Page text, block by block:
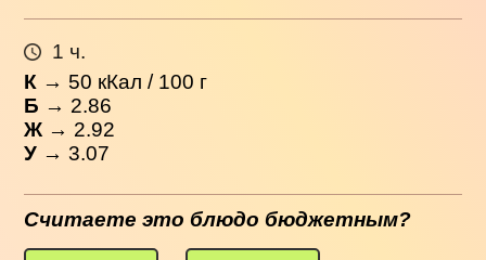
1 ч.
К → 50 кКал / 100 г
Б → 2.86
Ж → 2.92
У → 3.07
Считаете это блюдо бюджетным?